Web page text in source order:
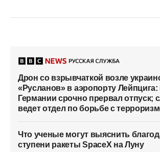
Дрон со взрывчаткой возле
«Русланов» в аэропорту
Германии срочно прервал отпуск;
ведет отдел по борьбе с
Что ученые могут выяснить
ступени ракеты SpaceX на Луну